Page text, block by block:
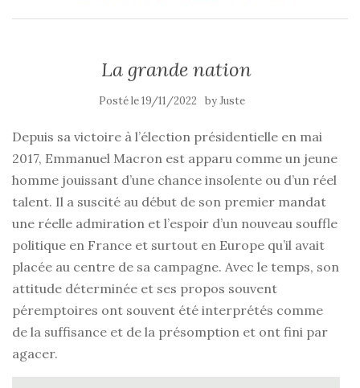
La grande nation
Posté le19/11/2022 byJuste
Depuis sa victoire à l’élection présidentielle en mai
2017, Emmanuel Macron est apparu comme un jeune
homme jouissant d’une chance insolente ou d’un réel
talent. Il a suscité au début de son premier mandat
une réelle admiration et l’espoir d’un nouveau souffle
politique en France et surtout en Europe qu’il avait
placée au centre de sa campagne. Avec le temps, son
attitude déterminée et ses propos souvent
péremptoires ont souvent été interprétés comme
de la suffisance et de la présomption et ont fini par
agacer.